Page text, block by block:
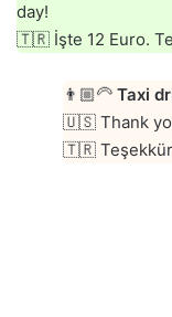
day!
🇹🇷 İşte 12 Euro.
👨🏼‍🦳 Taxi
🇺🇸 Thank
🇹🇷 Teşekkür